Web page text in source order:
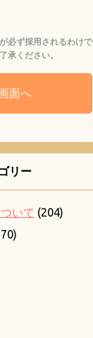
必ず採用されるわけで
承ください。
リー
いて (204)